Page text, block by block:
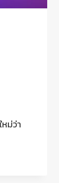
ม่ว่า